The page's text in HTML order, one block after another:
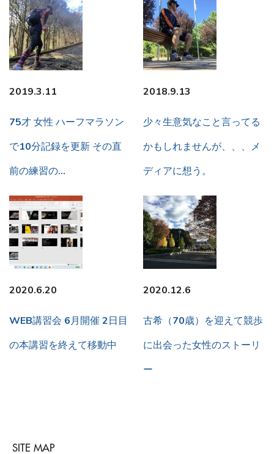
2019.3.11
75才 女性 ハーフマラソン
で10分記録を更新 その直
前の練習の…
2018.9.13
少々生意気なこと言ってる
かもしれませんが、、、メ
ディアに想う。
2020.6.20
WEB講習会 6月開催 2日目
の本講習を終えて移動中
2020.12.6
古希（70歳）を迎えて競歩
に出会った女性のストーリ
ー
SITE MAP